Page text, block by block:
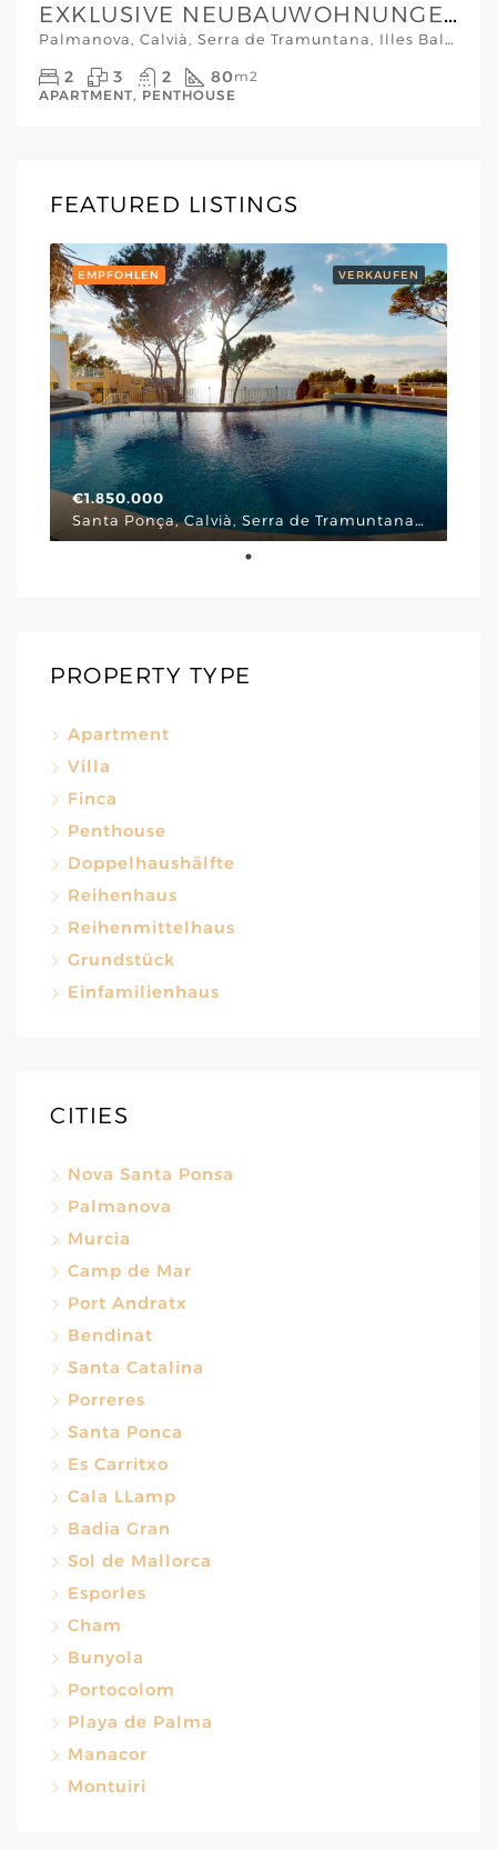
EXKLUSIVE NEUBAUWOHNUNGEN MIT GEMEINSCHAFTSPOOL UND STRANDNAH GELEGEN IN PALMANOVA
Palmanova, Calvià, Serra de Tramuntana, Illes Balears, 07182, España, Mallorca Südwesten
2 3 2 80 m2
APARTMENT, PENTHOUSE
FEATURED LISTINGS
VERKAUFEN
EMPFOHLEN
€1.850.000
Santa Ponça, Calvià, Serra de Tramuntana, Illes Balears, 07180, España, Via Cornissa, Mallorca Südwesten
PROPERTY TYPE
Apartment
Villa
Finca
Penthouse
Doppelhaushälfte
Reihenhaus
Reihenmittelhaus
Grundstück
Einfamilienhaus
CITIES
Nova Santa Ponsa
Palmanova
Murcia
Camp de Mar
Port Andratx
Bendinat
Santa Catalina
Porreres
Santa Ponca
Es Carritxo
Cala LLamp
Badia Gran
Sol de Mallorca
Esporles
Cham
Bunyola
Portocolom
Playa de Palma
Manacor
Montuiri